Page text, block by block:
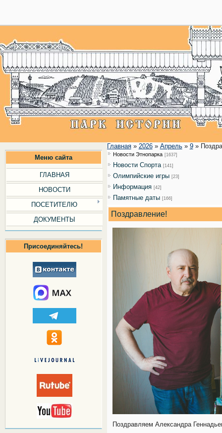
Меню сайта
ГЛАВНАЯ
НОВОСТИ
ПОСЕТИТЕЛЮ
ДОКУМЕНТЫ
Присоединяйтесь!
Главная» 2026 » Апрель » 9»
Новости Этнопарка [1637]
Новости Cпорта [141]
Олимпийские игры [23]
Информация [42]
Памятные даты [166]
Поздравление!
Поздравляем Александра